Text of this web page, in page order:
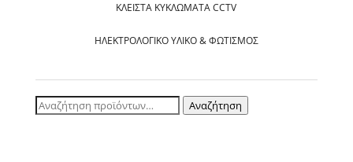
ΚΛΕΙΣΤΆ ΚΥΚΛΏΜΑΤΑ CCTV
ΗΛΕΚΤΡΟΛΟΓΙΚΌ ΥΛΙΚΌ & ΦΩΤΙΣΜΌΣ
Αναζήτηση
Αναζήτηση